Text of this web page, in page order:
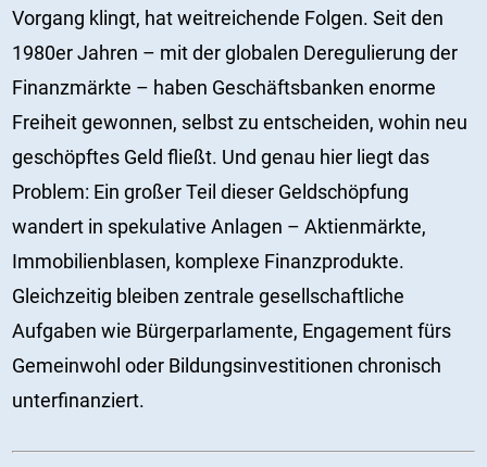
Vorgang klingt, hat weitreichende Folgen. Seit den
1980er Jahren – mit der globalen Deregulierung der
Finanzmärkte – haben Geschäftsbanken enorme
Freiheit gewonnen, selbst zu entscheiden, wohin neu
geschöpftes Geld fließt. Und genau hier liegt das
Problem: Ein großer Teil dieser Geldschöpfung
wandert in spekulative Anlagen – Aktienmärkte,
Immobilienblasen, komplexe Finanzprodukte.
Gleichzeitig bleiben zentrale gesellschaftliche
Aufgaben wie Bürgerparlamente, Engagement fürs
Gemeinwohl oder Bildungsinvestitionen chronisch
unterfinanziert.